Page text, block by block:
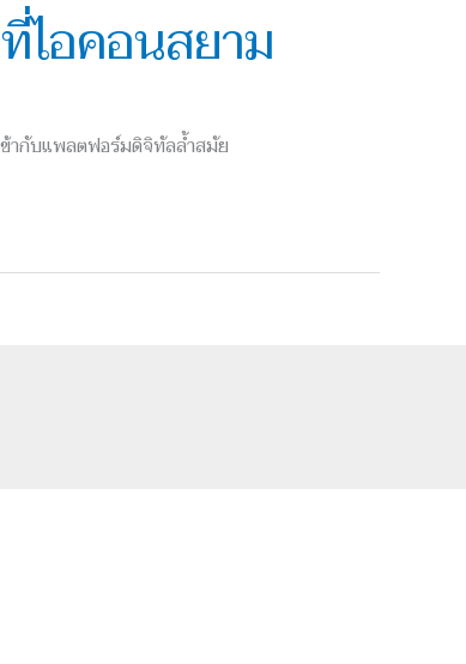
ไอคอนสยาม
ากับแพลตฟอร์มดิจิทัลล้ำสมัย